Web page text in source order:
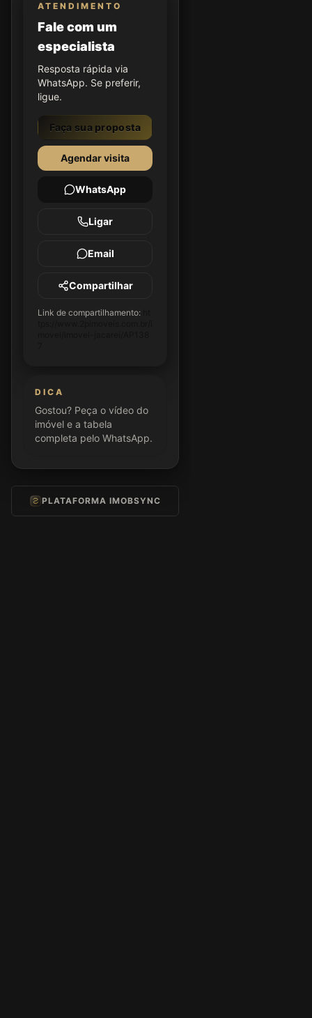
ATENDIMENTO
Fale com um
especialista
Resposta rápida via
WhatsApp. Se preferir,
ligue.
Faça sua proposta
Agendar visita
WhatsApp
Ligar
Email
Compartilhar
Link de compartilhamento:
DICA
Gostou? Peça o vídeo do
imóvel e a tabela
completa pelo WhatsApp.
PLATAFORMA IMOBSYNC